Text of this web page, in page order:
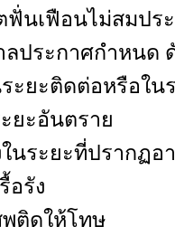
ฟั่นเฟือนไม่สมป
ลประกาศกำหนด
ะยะติดต่อหรือใ
ยะอันตราย
นระยะที่ปรากฏอ
อรัง
พติดให้โทษ